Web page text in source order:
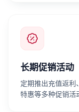
长期促销活动
定期推出充值返利
特惠等多种促销活